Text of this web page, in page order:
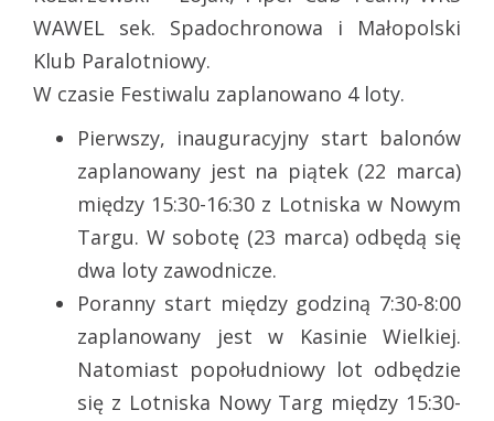
WAWEL sek. Spadochronowa i Małopolski
Klub Paralotniowy.
W czasie Festiwalu zaplanowano 4 loty.
Pierwszy, inauguracyjny start balonów
zaplanowany jest na piątek (22 marca)
między 15:30-16:30 z Lotniska w Nowym
Targu. W sobotę (23 marca) odbędą się
dwa loty zawodnicze.
Poranny start między godziną 7:30-8:00
zaplanowany jest w Kasinie Wielkiej.
Natomiast popołudniowy lot odbędzie
się z Lotniska Nowy Targ między 15:30-